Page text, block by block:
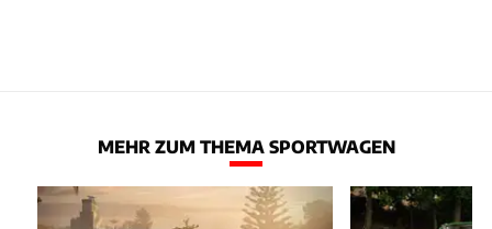
MEHR ZUM THEMA SPORTWAGEN